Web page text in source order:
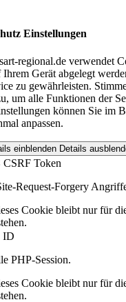
Einstellungen
regional.de verwendet
Gerät abgelegt
zu gewährleisten.
um alle Funktionen der
können Sie im
anpassen.
einblenden Details
Token
Request-Forgery
Cookie bleibt nur für
ID
PHP-Session.
Cookie bleibt nur für